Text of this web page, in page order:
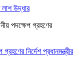
উদ্ধার
নির্দেশ প্রধানমন্ত্রীর